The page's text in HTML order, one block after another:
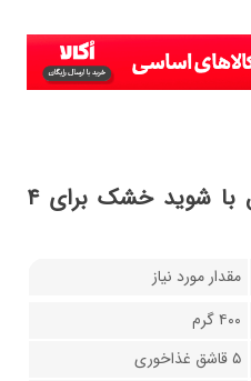
مواد لازم برای باقلا قاتق با شوید خشک برای ۴
مقدار مورد نیاز
۴۰۰ گرم
۵ قاشق غذاخوری